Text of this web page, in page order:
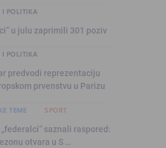
I POLITIKA
u julu zaprimili 301 poziv
I POLITIKA
predvodi reprezentaciju
prvenstvu u Parizu
TEME SPORT
saznali raspored:
otvara u S …